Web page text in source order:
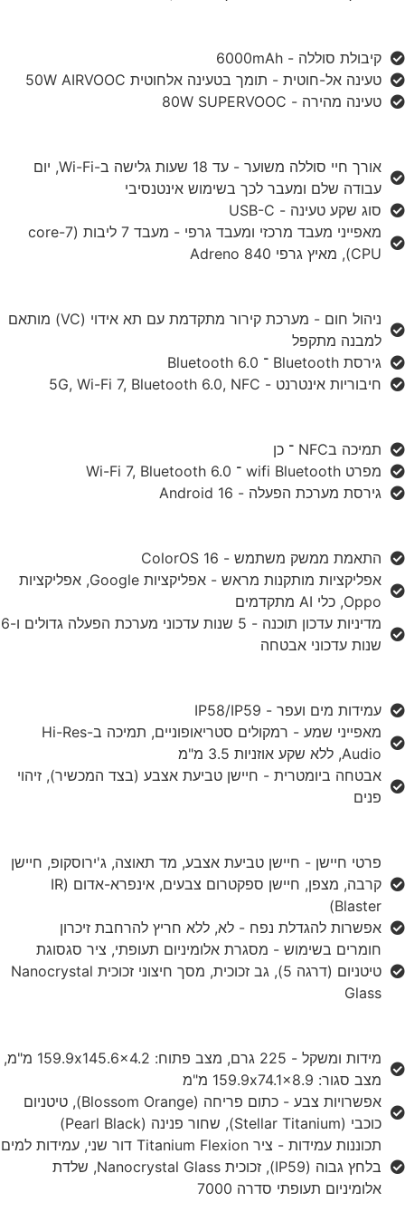
קיבולת סוללה - 6000mAh
טעינה אל-חוטית - תומך בטעינה אלחוטית 50W AIRVOOC
טעינה מהירה - 80W SUPERVOOC
אורך חיי סוללה משוער - עד 18 שעות גלישה ב-Wi-Fi, יום
עבודה שלם ומעבר לכך בשימוש אינטנסיבי
סוג שקע טעינה - USB-C
מאפייני מעבד מרכזי ומעבד גרפי - מעבד 7 ליבות (7-core
CPU), מאיץ גרפי Adreno 840
ניהול חום - מערכת קירור מתקדמת עם תא אידוי (VC) מותאם
למבנה מתקפל
גירסת Bluetooth ־ Bluetooth 6.0
חיבוריות אינטרנט - 5G, Wi-Fi 7, Bluetooth 6.0, NFC
תמיכה בNFC ־ כן
מפרט wifi Bluetooth ־ Wi-Fi 7, Bluetooth 6.0
גירסת מערכת הפעלה - Android 16
התאמת ממשק משתמש - ColorOS 16
אפליקציות מותקנות מראש - אפליקציות Google, אפליקציות
Oppo, כלי AI מתקדמים
מדיניות עדכון תוכנה - 5 שנות עדכוני מערכת הפעלה גדולים ו-6
שנות עדכוני אבטחה
עמידות מים ועפר - IP58/IP59
מאפייני שמע - רמקולים סטריאופוניים, תמיכה ב-Hi-Res
Audio, ללא שקע אוזניות 3.5 מ"מ
אבטחה ביומטרית - חיישן טביעת אצבע (בצד המכשיר), זיהוי
פנים
פרטי חיישן - חיישן טביעת אצבע, מד תאוצה, ג'ירוסקופ, חיישן
קרבה, מצפן, חיישן ספקטרום צבעים, אינפרא-אדום (IR
Blaster)
אפשרות להגדלת נפח - לא, ללא חריץ להרחבת זיכרון
חומרים בשימוש - מסגרת אלומיניום תעופתי, ציר סגסוגת
טיטניום (דרגה 5), גב זכוכית, מסך חיצוני זכוכית Nanocrystal
Glass
מידות ומשקל - 225 גרם, מצב פתוח: 159.9x145.6x4.2 מ"מ,
מצב סגור: 159.9x74.1x8.9 מ"מ
אפשרויות צבע - כתום פריחה (Blossom Orange), טיטניום
כוכבי (Stellar Titanium), שחור פנינה (Pearl Black)
תכוננות עמידות - ציר Titanium Flexion דור שני, עמידות למים
בלחץ גבוה (IP59), זכוכית Nanocrystal Glass, שלדת
אלומיניום תעופתי סדרה 7000